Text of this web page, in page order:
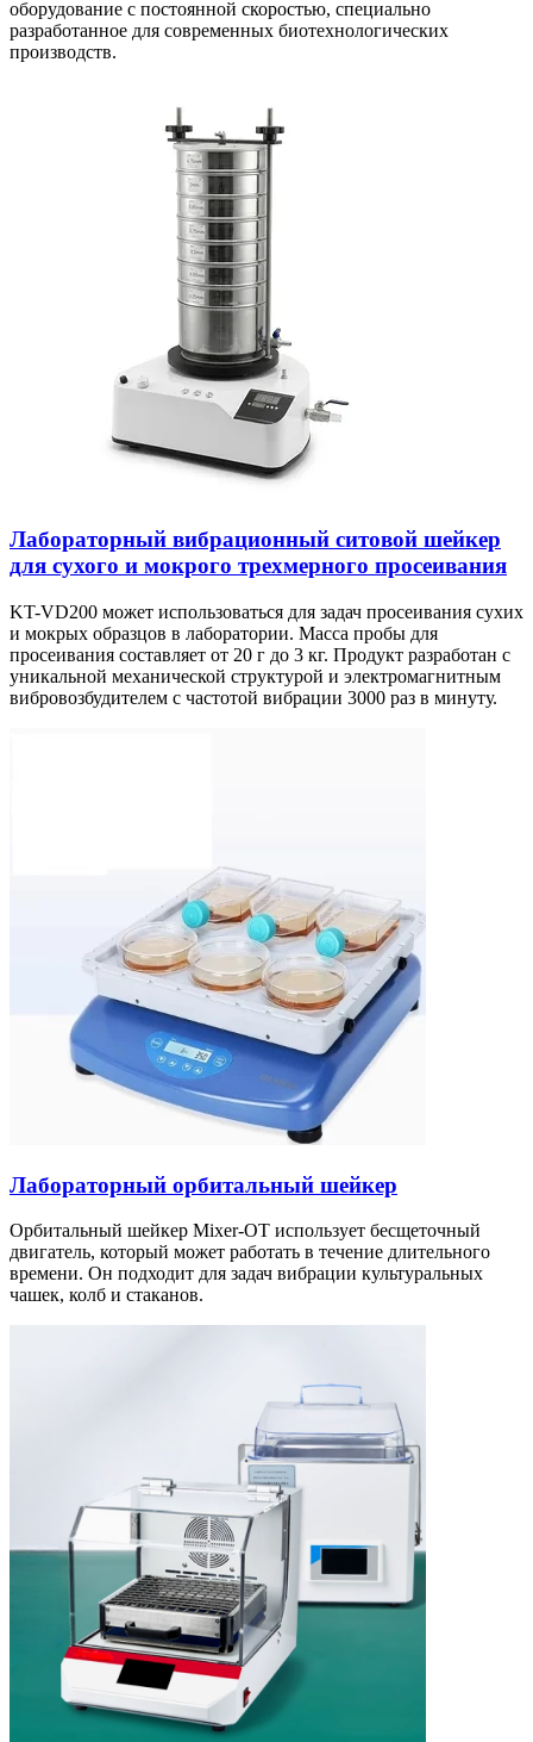
оборудование с постоянной скоростью, специально
разработанное для современных биотехнологических
производств.
Лабораторный вибрационный ситовой шейкер
для сухого и мокрого трехмерного просеивания
KT-VD200 может использоваться для задач просеивания сухих
и мокрых образцов в лаборатории. Масса пробы для
просеивания составляет от 20 г до 3 кг. Продукт разработан с
уникальной механической структурой и электромагнитным
вибровозбудителем с частотой вибрации 3000 раз в минуту.
Лабораторный орбитальный шейкер
Орбитальный шейкер Mixer-OT использует бесщеточный
двигатель, который может работать в течение длительного
времени. Он подходит для задач вибрации культуральных
чашек, колб и стаканов.